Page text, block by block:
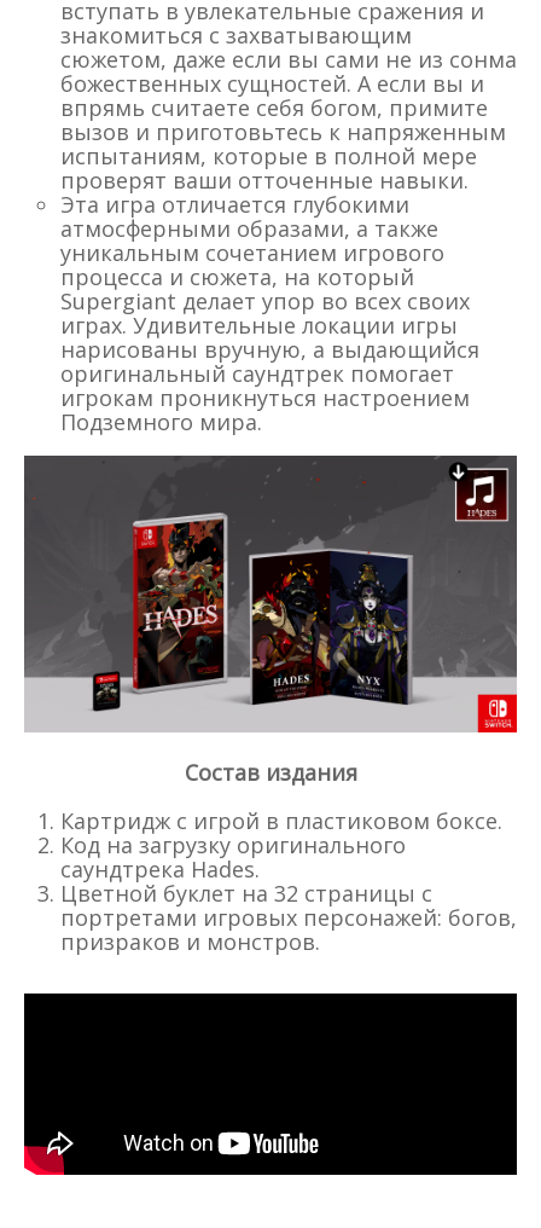
вступать в увлекательные сражения и
знакомиться с захватывающим
сюжетом, даже если вы сами не из сонма
божественных сущностей. А если вы и
впрямь считаете себя богом, примите
вызов и приготовьтесь к напряженным
испытаниям, которые в полной мере
проверят ваши отточенные навыки.
Эта игра отличается глубокими
атмосферными образами, а также
уникальным сочетанием игрового
процесса и сюжета, на который
Supergiant делает упор во всех своих
играх. Удивительные локации игры
нарисованы вручную, а выдающийся
оригинальный саундтрек помогает
игрокам проникнуться настроением
Подземного мира.
Состав издания
Картридж с игрой в пластиковом боксе.
Код на загрузку оригинального
саундтрека Hades.
Цветной буклет на 32 страницы с
портретами игровых персонажей: богов,
призраков и монстров.